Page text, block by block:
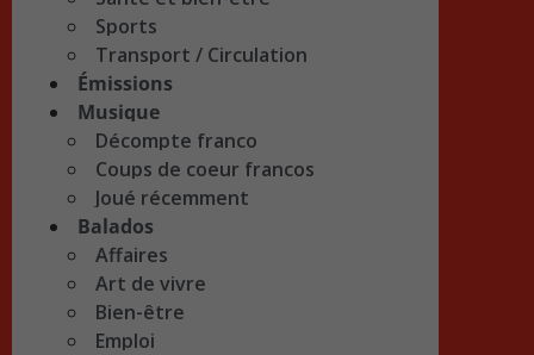
Sports
Transport / Circulation
Émissions
Musique
Décompte franco
Coups de coeur francos
Joué récemment
Balados
Affaires
Art de vivre
Bien-être
Emploi